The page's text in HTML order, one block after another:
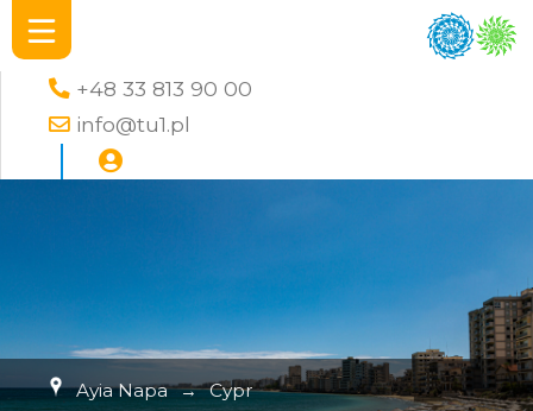
+48 33 813 90 00
info@tu1.pl
Ayia Napa → Cypr